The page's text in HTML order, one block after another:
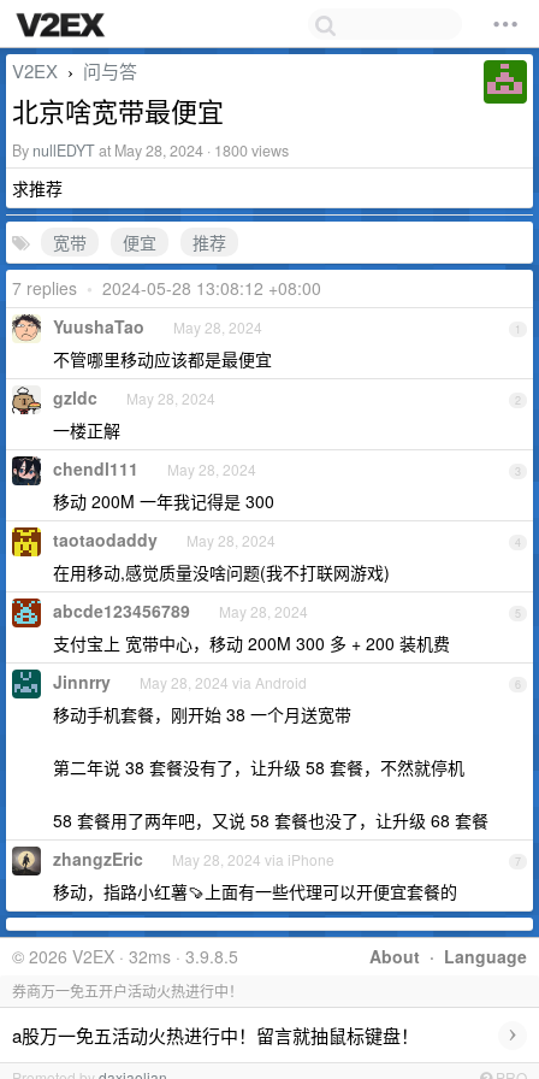
V2EX › 问与答
北京啥宽带最便宜
By nullEDYTat May 28, 2024 · 1800 views
求推荐
宽带 便宜
推荐
7 replies • 2024-05-28 13:08:12 +08:00
1
YuushaTao May 28, 2024
不管哪里移动应该都是最便宜
2
gzldc May 28, 2024
一楼正解
3
chendl111 May 28, 2024
移动 200M 一年我记得是 300
4
taotaodaddy May 28, 2024
在用移动,感觉质量没啥问题(我不打联网游戏)
5
abcde123456789 May 28, 2024
支付宝上 宽带中心，移动 200M 300 多 + 200 装机费
6
Jinnrry May 28, 2024 via Android
移动手机套餐，刚开始 38 一个月送宽带
第二年说 38 套餐没有了，让升级 58 套餐，不然就停机
58 套餐用了两年吧，又说 58 套餐也没了，让升级 68 套餐
7
zhangzEric May 28, 2024 via iPhone
移动，指路小红薯🍠上面有一些代理可以开便宜套餐的
About · Language
© 2026 V2EX · 32ms · 3.9.8.5
券商万一免五开户活动火热进行中！
a股万一免五活动火热进行中！留言就抽鼠标键盘！ ›